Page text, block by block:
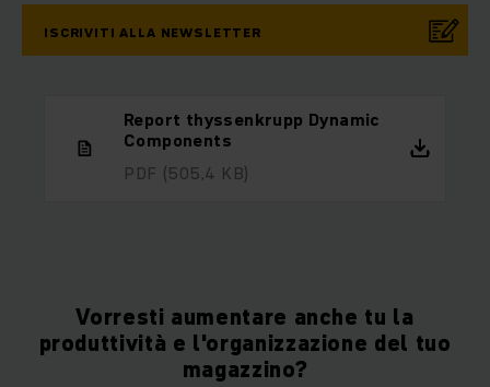
ISCRIVITI ALLA NEWSLETTER
Report thyssenkrupp Dynamic
Components
PDF (505,4 KB)
Vorresti aumentare anche tu la
produttività e l'organizzazione del tuo
magazzino?